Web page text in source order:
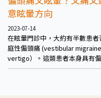
意眩暈方向
2023-07-14
在眩暈門診中，大約有半數患
庭性偏頭痛 (vestibular
vertigo）。這類患者本身具有
症，意即眩暈症是偏頭痛所引